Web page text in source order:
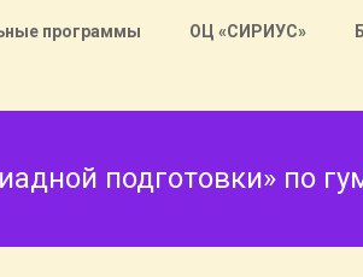
программы ОЦ «СИРИУС»
подготовки» по